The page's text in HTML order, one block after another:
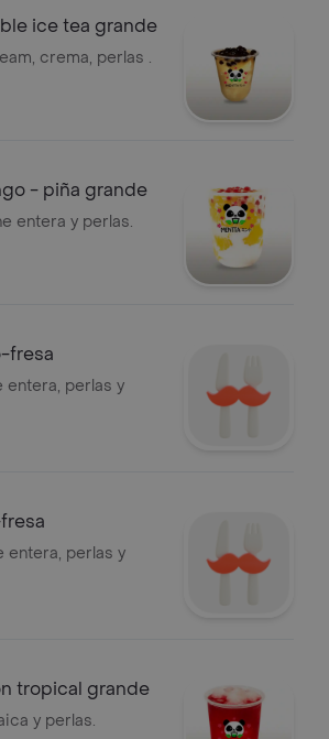
ice tea grande
crema, perlas .
- piña grande
entera y perlas.
fresa
entera, perlas y
entera, perlas y
tropical grande
y perlas.